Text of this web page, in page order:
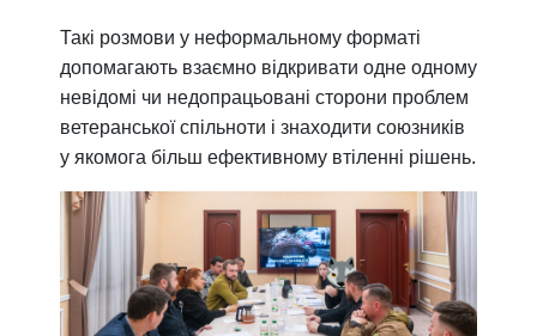
Такі розмови у неформальному форматі
допомагають взаємно відкривати одне одному
невідомі чи недопрацьовані сторони проблем
ветеранської спільноти і знаходити союзників
у якомога більш ефективному втіленні рішень.